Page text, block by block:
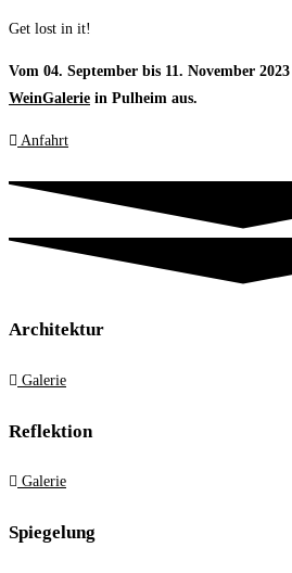
Get lost in it!
Vom 04. September bis 11. November
WeinGalerie in Pulheim aus.
Anfahrt
Architektur
Galerie
Reflektion
Galerie
Spiegelung